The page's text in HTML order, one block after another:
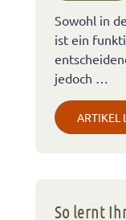
Sowohl in
ist ein
jedoch …
ARTIKEL
So lernt